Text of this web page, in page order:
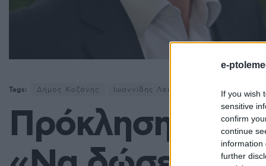
e-
If you wish
sensitive
confirm
continue
information
further
Tags: Δήμος Κοζάνης Ιωαννίδης Λευτέρης Λάζαρος
Πρόκληση